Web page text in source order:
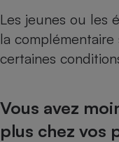
Les jeunes ou les
la complémentaire
certaines
Vous avez
plus chez vos